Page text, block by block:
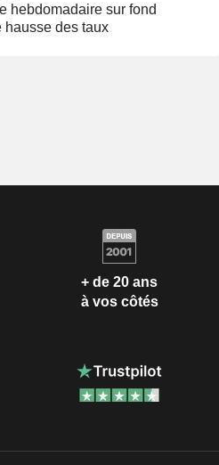
hebdomadaire sur fond
hausse des taux
+ de 20 ans
à vos côtés